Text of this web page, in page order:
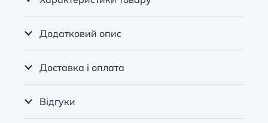
Додатковий опис
Доставка і оплата
Відгуки